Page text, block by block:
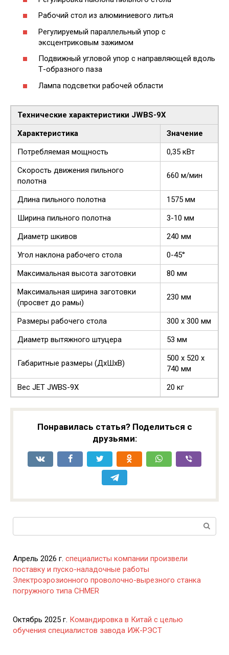
Рабочий стол из алюминиевого литья
Регулируемый параллельный упор с
эксцентриковым зажимом
Подвижный угловой упор с направляющей вдоль
Т-образного паза
Лампа подсветки рабочей области
Технические характеристики JWBS-9X
Характеристика
Значение
Потребляемая мощность
0,35 кВт
Скорость движения пильного
полотна
660 м/мин
Длина пильного полотна
1575 мм
Ширина пильного полотна
3-10 мм
Диаметр шкивов
240 мм
Угол наклона рабочего стола
0-45°
Максимальная высота заготовки
80 мм
Максимальная ширина заготовки
(просвет до рамы)
230 мм
Размеры рабочего стола
300 х 300 мм
Диаметр вытяжного штуцера
53 мм
Габаритные размеры (ДхШхВ)
500 х 520 х
740 мм
Вес JET JWBS-9X
20 кг
Понравилась статья? Поделиться с
друзьями:
Апрель 2026 г. специалисты компании произвели
поставку и пуско-наладочные работы
Электроэрозионного проволочно-вырезного станка
погружного типа CHMER
Октябрь 2025 г. Командировка в Китай с целью
обучения специалистов завода ИЖ-РЭСТ